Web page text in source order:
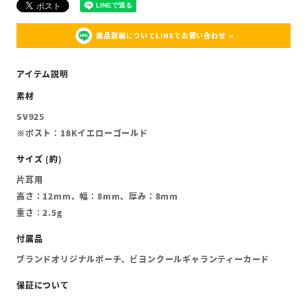
商品詳細についてLINEでお問い合わせ
SV925
※ポスト：18Kイエローゴールド
片耳用
高さ：12mm、幅：8mm、厚み：8mm
重さ：2.5g
ブランドオリジナルポーチ、ビヨンクールギャランティーカード